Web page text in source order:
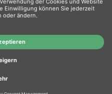
unseres Web-
an Wiederverkäufer.
Händler-Portal